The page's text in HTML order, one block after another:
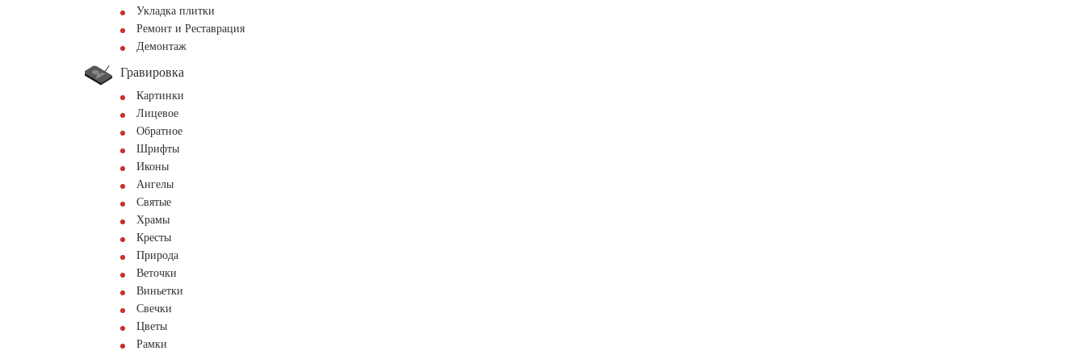
Укладка плитки
Ремонт и Реставрация
Демонтаж
Гравировка
Картинки
Лицевое
Обратное
Шрифты
Иконы
Ангелы
Святые
Храмы
Кресты
Природа
Веточки
Виньетки
Свечки
Цветы
Рамки